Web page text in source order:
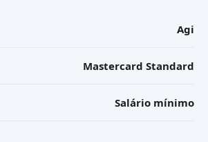
Agi
Mastercard Standard
Salário mínimo